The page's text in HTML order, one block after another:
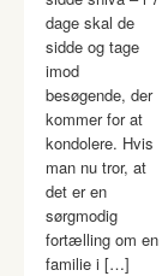
dage skal de
sidde og tage
imod
besøgende, der
kommer for at
kondolere. Hvis
man nu tror, at
det er en
sørgmodig
fortælling om en
familie i […]